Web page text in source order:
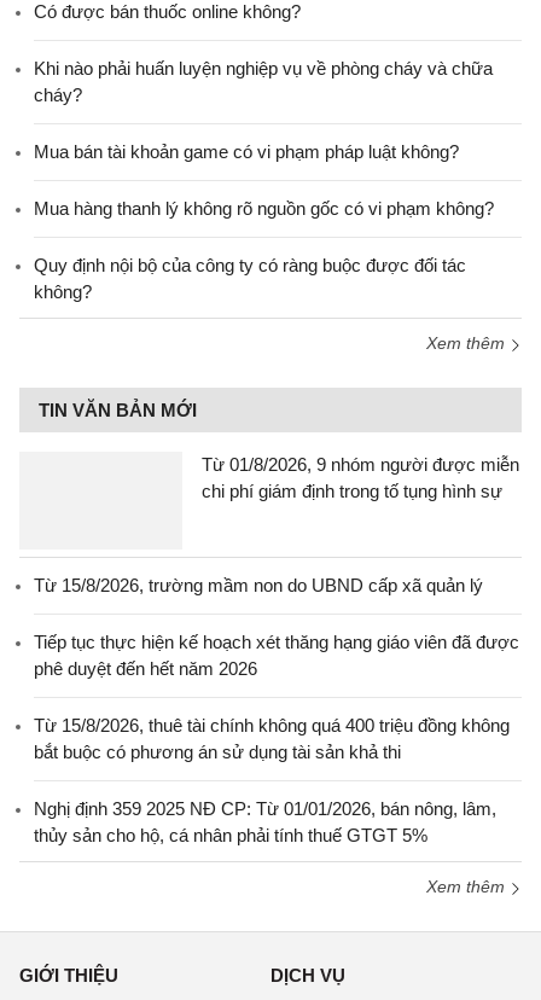
Có được bán thuốc online không?
Khi nào phải huấn luyện nghiệp vụ về phòng cháy và chữa
cháy?
Mua bán tài khoản game có vi phạm pháp luật không?
Mua hàng thanh lý không rõ nguồn gốc có vi phạm không?
Quy định nội bộ của công ty có ràng buộc được đối tác
không?
Xem thêm
TIN VĂN BẢN MỚI
Từ 01/8/2026, 9 nhóm người được miễn
chi phí giám định trong tố tụng hình sự
Từ 15/8/2026, trường mầm non do UBND cấp xã quản lý
Tiếp tục thực hiện kế hoạch xét thăng hạng giáo viên đã được
phê duyệt đến hết năm 2026
Từ 15/8/2026, thuê tài chính không quá 400 triệu đồng không
bắt buộc có phương án sử dụng tài sản khả thi
Nghị định 359 2025 NĐ CP: Từ 01/01/2026, bán nông, lâm,
thủy sản cho hộ, cá nhân phải tính thuế GTGT 5%
Xem thêm
GIỚI THIỆU DỊCH VỤ